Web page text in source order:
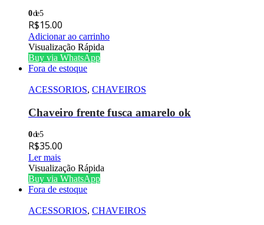
0de 5
R$15.00
Adicionar ao carrinho
Visualização Rápida
Buy via WhatsApp
Fora de estoque
ACESSORIOS, CHAVEIROS
Chaveiro frente fusca amarelo ok
0de 5
R$35.00
Ler mais
Visualização Rápida
Buy via WhatsApp
Fora de estoque
ACESSORIOS, CHAVEIROS